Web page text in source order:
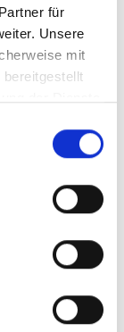
für
Unsere
mit